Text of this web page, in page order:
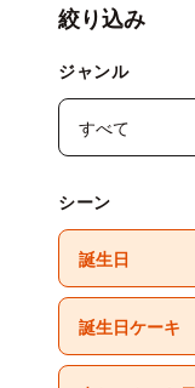
絞り込み
ジャンル
シーン